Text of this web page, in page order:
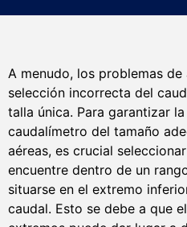
A menudo, los problemas
selección incorrecta del
talla única. Para garantizar
caudalímetro del tamaño
aéreas, es crucial
encuentre dentro de un
situarse en el extremo
caudal. Esto se debe a que